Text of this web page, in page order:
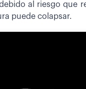
al riesgo que
puede colapsar.